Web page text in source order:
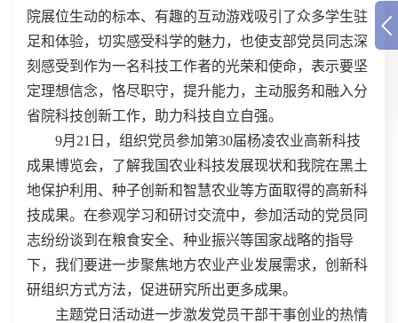
院展位生动的标本、有趣的互动游戏吸引了众多学生驻
足和体验，切实感受科学的魅力，也使支部党员同志深
刻感受到作为一名科技工作者的光荣和使命，表示要坚
定理想信念，恪尽职守，提升能力，主动服务和融入分
省院科技创新工作，助力科技自立自强。
9月21日，组织党员参加第30届杨凌农业高新科技
成果博览会，了解我国农业科技发展现状和我院在黑土
地保护利用、种子创新和智慧农业等方面取得的高新科
技成果。在参观学习和研讨交流中，参加活动的党员同
志纷纷谈到在粮食安全、种业振兴等国家战略的指导
下，我们要进一步聚焦地方农业产业发展需求，创新科
研组织方式方法，促进研究所出更多成果。
主题党日活动进一步激发党员干部干事创业的热情